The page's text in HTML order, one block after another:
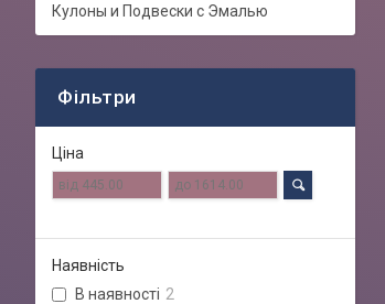
Кулоны и Подвески с Эмалью
Фільтри
Ціна
Наявність
В наявності 2